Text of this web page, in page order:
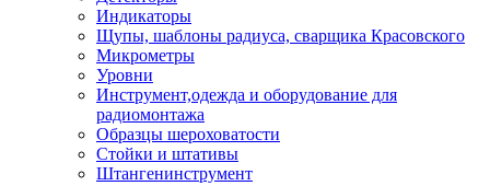
Индикаторы
Щупы, шаблоны радиуса, сварщика Красовского
Микрометры
Уровни
Инструмент,одежда и оборудование для
радиомонтажа
Образцы шероховатости
Стойки и штативы
Штангенинструмент